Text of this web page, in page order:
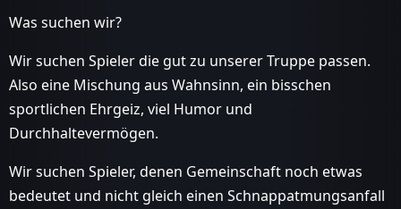
Was suchen wir?
Wir suchen Spieler die gut zu unserer Truppe passen.
Also eine Mischung aus Wahnsinn, ein bisschen
sportlichen Ehrgeiz, viel Humor und
Durchhaltevermögen.
Wir suchen Spieler, denen Gemeinschaft noch etwas
bedeutet und nicht gleich einen Schnappatmungsanfall